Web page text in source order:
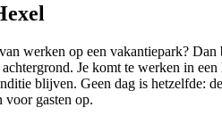
werken op een vakantiepark?
Je komt te werken in
blijven. Geen dag is hetzelfde:
voor gasten op.